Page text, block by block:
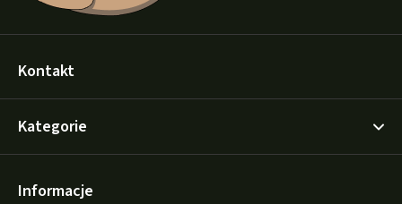
Kontakt
Kategorie
Informacje